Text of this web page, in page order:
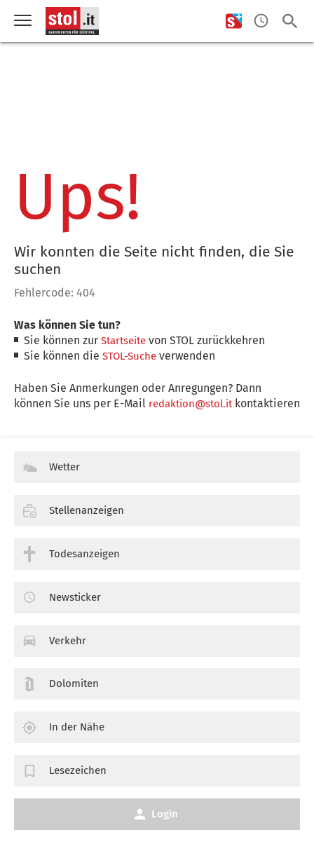
Ups!
Wir konnten die Seite nicht finden, die Sie
suchen
Fehlercode: 404
Was können Sie tun?
Sie können zurStartseite von STOL zurückkehren
Sie können dieSTOL-Suche verwenden
Haben Sie Anmerkungen oder Anregungen? Dann
können Sie uns per E-Mail redaktion@stol.itkontaktieren
Wetter
Stellenanzeigen
Todesanzeigen
Newsticker
Verkehr
Dolomiten
In der Nähe
Lesezeichen
Login